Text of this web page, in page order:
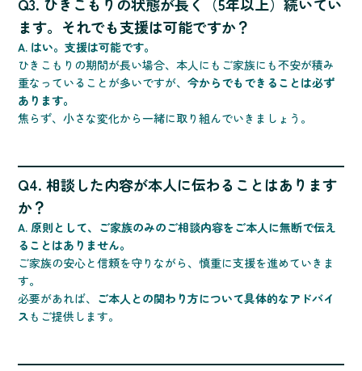
Q3. ひきこもりの状態が長く（5年以上）続いてい
ます。それでも支援は可能ですか？
A. はい。支援は可能です。
ひきこもりの期間が長い場合、本人にもご家族にも不安が積み
重なっていることが多いですが、今からでもできることは必ず
あります。
焦らず、小さな変化から一緒に取り組んでいきましょう。
Q4. 相談した内容が本人に伝わることはあります
か？
A. 原則として、ご家族のみのご相談内容をご本人に無断で伝え
ることはありません。
ご家族の安心と信頼を守りながら、慎重に支援を進めていきま
す。
必要があれば、 ご本人との関わり方について具体的なアドバイ
スもご提供します。